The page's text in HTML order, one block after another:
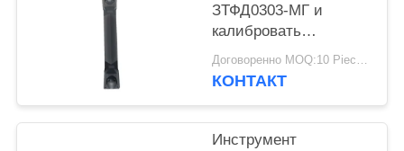
ЗТФД0303-МГ и
калибровать
материал карбида
вольфрама вставок
Договоренно MOQ:10 Piece / Pieces
КОНТАКТ
Инструмент